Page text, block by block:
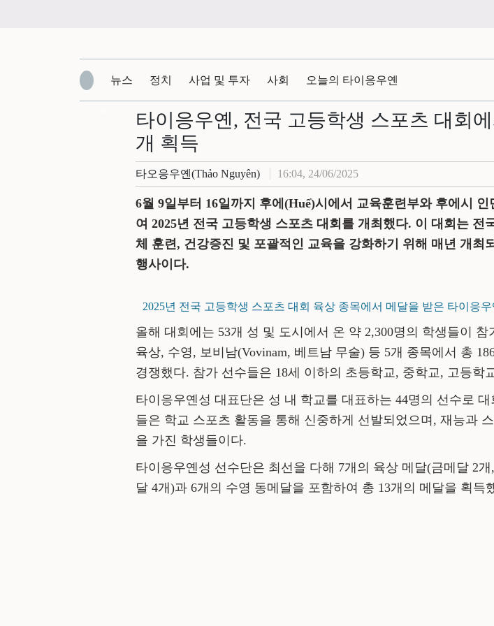
뉴스 정치 사업 및 투자 사회 오늘의 타이응우옌
타이응우옌, 전국 고등학생 스포츠 대회
개 획득
타오응우옌(Thảo Nguyên) 16:04, 24/06/2025
6월 9일부터 16일까지 후에(Huế)시에서 교육훈련부와 후에시
여 2025년 전국 고등학생 스포츠 대회를 개최했다. 이 대회는 전
체 훈련, 건강증진 및 포괄적인 교육을 강화하기 위해 매년 개최
행사이다.
2025년 전국 고등학생 스포츠 대회 육상 종목에서 메달을 받은 타이응
올해 대회에는 53개 성 및 도시에서 온 약 2,300명의 학생들이 참
육상, 수영, 보비남(Vovinam, 베트남 무술) 등 5개 종목에서 총
경쟁했다. 참가 선수들은 18세 이하의 초등학교, 중학교, 고등학
타이응우옌성 대표단은 성 내 학교를 대표하는 44명의 선수로 대
들은 학교 스포츠 활동을 통해 신중하게 선발되었으며, 재능과
을 가진 학생들이다.
타이응우옌성 선수단은 최선을 다해 7개의 육상 메달(금메달 2개
달 4개)과 6개의 수영 동메달을 포함하여 총 13개의 메달을 획득